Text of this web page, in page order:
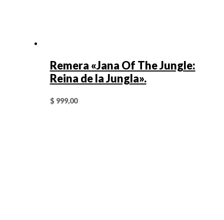
Remera «Jana Of The Jungle:
Reina de la Jungla».
$999,00